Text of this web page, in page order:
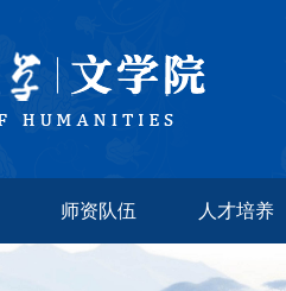
师资队伍 人才培养